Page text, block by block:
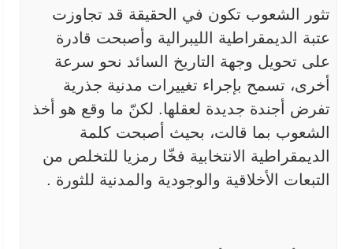
تثور
الشعوب تكون في الحقيقة قد تجاوزت
عتبة الديمقراطية الليبرالية وأصبحت قادرة
على تحويل وجهة التاريخ السائد نحو سرعة
أخرى، تسمح بإجراء تغييرات مدنية جذرية
تفرض أجندة جديدة لعقلها. لكنّ ما وقع هو أخذ
الشعوب بما قالت، بحيث أصبحت كلمة
الديمقراطية الانتخابية فخّا رمزيا للتخلص من
التبعات
الأخلاقية والوجودية والمدنية للثورة .